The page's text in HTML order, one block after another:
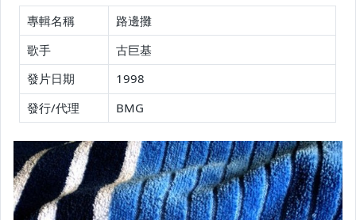
手錶與飾品配件
女包精品與女鞋
家電與影音視聽
美食與地方特產
專輯名稱
路邊攤
歌手
古巨基
發片日期
1998
發行/代理
BMG